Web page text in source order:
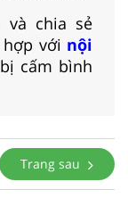
và chia sẻ
với nội
cấm bình
Trang sau